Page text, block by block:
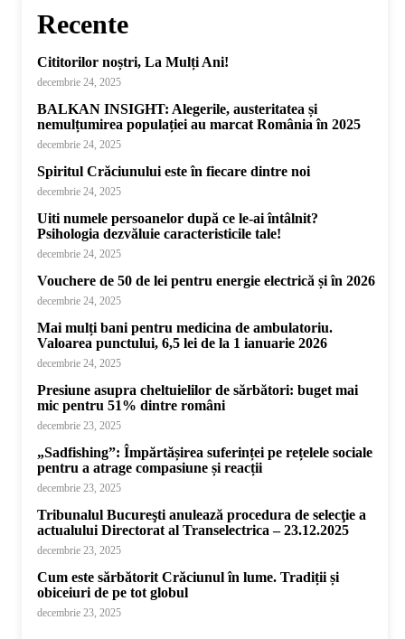
Recente
Cititorilor noștri, La Mulți Ani!
decembrie 24, 2025
BALKAN INSIGHT: Alegerile, austeritatea și
nemulțumirea populației au marcat România în 2025
decembrie 24, 2025
Spiritul Crăciunului este în fiecare dintre noi
decembrie 24, 2025
Uiti numele persoanelor după ce le-ai întâlnit?
Psihologia dezvăluie caracteristicile tale!
decembrie 24, 2025
Vouchere de 50 de lei pentru energie electrică și în 2026
decembrie 24, 2025
Mai mulți bani pentru medicina de ambulatoriu.
Valoarea punctului, 6,5 lei de la 1 ianuarie 2026
decembrie 24, 2025
Presiune asupra cheltuielilor de sărbători: buget mai
mic pentru 51% dintre români
decembrie 23, 2025
„Sadfishing”: Împărtășirea suferinței pe rețelele sociale
pentru a atrage compasiune și reacții
decembrie 23, 2025
Tribunalul Bucureşti anulează procedura de selecţie a
actualului Directorat al Transelectrica – 23.12.2025
decembrie 23, 2025
Cum este sărbătorit Crăciunul în lume. Tradiții și
obiceiuri de pe tot globul
decembrie 23, 2025